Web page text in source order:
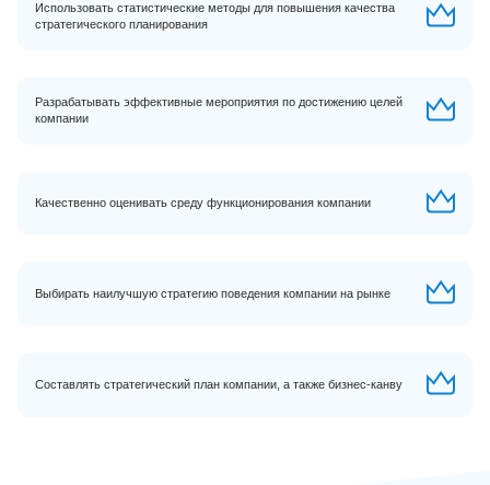
Использовать статистические методы для повышения качества
стратегического планирования
Разрабатывать эффективные мероприятия по достижению целей
компании
Качественно оценивать среду функционирования компании
Выбирать наилучшую стратегию поведения компании на рынке
Составлять стратегический план компании, а также бизнес-канву